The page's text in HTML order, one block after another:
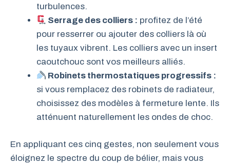
turbulences.
Serrage des colliers : profitez de l’été
pour resserrer ou ajouter des colliers là où
les tuyaux vibrent. Les colliers avec un insert
caoutchouc sont vos meilleurs alliés.
Robinets thermostatiques progressifs :
si vous remplacez des robinets de radiateur,
choisissez des modèles à fermeture lente. Ils
atténuent naturellement les ondes de choc.
En appliquant ces cinq gestes, non seulement vous
éloignez le spectre du coup de bélier, mais vous